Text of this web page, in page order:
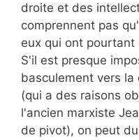
droite et des
comprennent pas
eux qui ont
S'il est presque
basculement vers
(qui a des raisons
l'ancien marxiste
de pivot), on peut